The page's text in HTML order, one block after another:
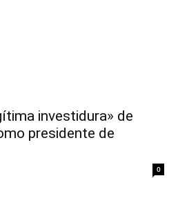
investidura» de
presidente de
0